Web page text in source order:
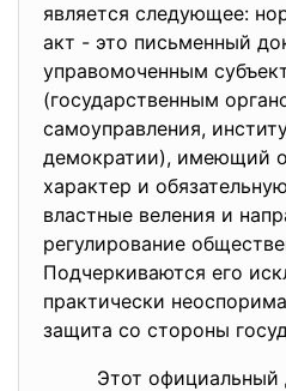
является следующее:
акт - это письменный
управомоченным
(государственным
самоуправления,
демократии), имеющий
характер и
властные веления и
регулирование
Подчеркиваются его
практически
защита со стороны
Этот официальный